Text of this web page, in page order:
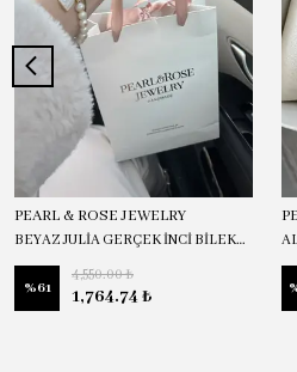
PEARL & ROSE JEWELRY
BEYAZ JULİA GERÇEK İNCİ BİLEKLİK
%61
4,550.00 ₺
1,764.74 ₺